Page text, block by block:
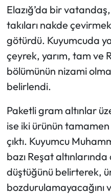
Elazığ’da bir
takıları nakde
götürdü. Kuyumcuda
çeyrek, yarım, tam ve
bölümünün nizami
belirlendi.
Paketli gram altınlar
ise iki ürünün
çıktı. Kuyumcu
bazı Reşat altınlarında
düştüğünü belirterek,
Resmi İlan
Resmi Reklam
Sağlık
Spor
Sungurlu Haberleri
Turizm